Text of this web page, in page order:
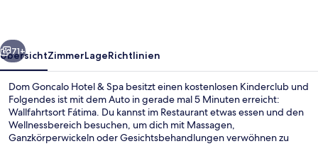
Weiter
71+
ÜbersichtZimmerLageRichtlinien
Dom Goncalo Hotel & Spa besitzt einen kostenlosen Kinderclub und
Folgendes ist mit dem Auto in gerade mal 5 Minuten erreicht:
Wallfahrtsort Fátima. Du kannst im Restaurant etwas essen und den
Wellnessbereich besuchen, um dich mit Massagen,
Ganzkörperwickeln oder Gesichtsbehandlungen verwöhnen zu